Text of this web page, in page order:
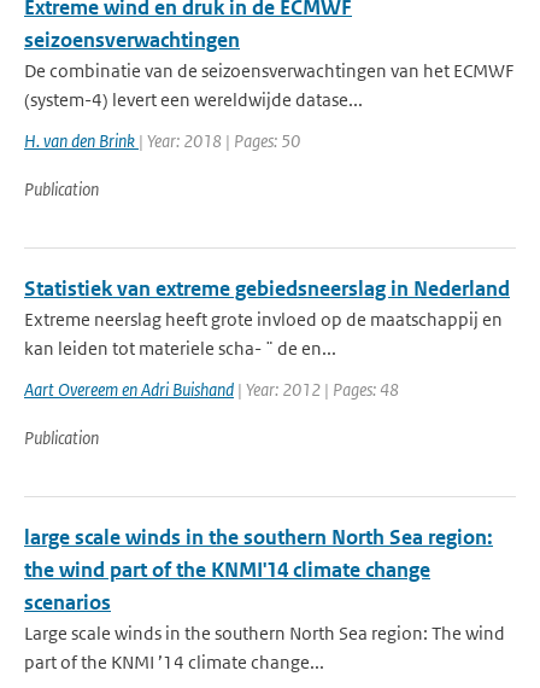
Extreme wind en druk in de ECMWF
seizoensverwachtingen
De combinatie van de seizoensverwachtingen van het ECMWF
(system-4) levert een wereldwijde datase...
H. van den Brink | Year: 2018 | Pages: 50
Publication
Statistiek van extreme gebiedsneerslag in Nederland
Extreme neerslag heeft grote invloed op de maatschappij en
kan leiden tot materiele scha- ¨ de en...
Aart Overeem en Adri Buishand | Year: 2012 | Pages: 48
Publication
large scale winds in the southern North Sea region:
the wind part of the KNMI'14 climate change
scenarios
Large scale winds in the southern North Sea region: The wind
part of the KNMI ’14 climate change...